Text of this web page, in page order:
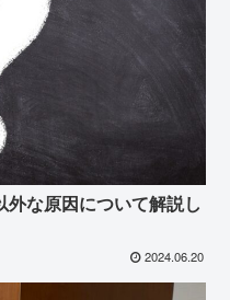
な原因について解説し
2024.06.20